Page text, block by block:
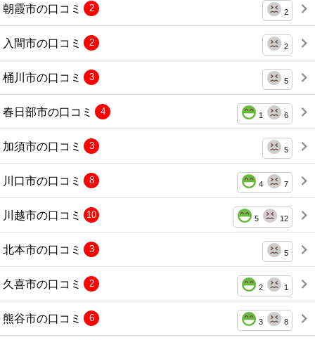
朝霞市の口コミ 2
2
入間市の口コミ 2
2
桶川市の口コミ 5
3
春日部市の口コミ 1 6
4
加須市の口コミ 5
3
川口市の口コミ 4 7
8
川越市の口コミ 5 12
10
北本市の口コミ 5
3
久喜市の口コミ 2 1
2
熊谷市の口コミ 3 8
6